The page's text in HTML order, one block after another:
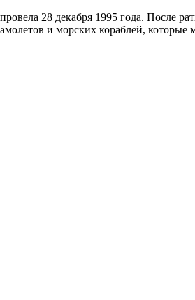
28 декабря 1995 года. После
и морских кораблей,